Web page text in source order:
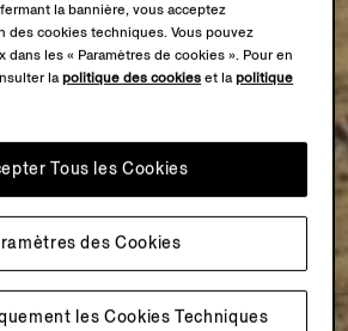
la bannière, vous acceptez
des cookies techniques. Vous pouvez
dans les « Paramètres de cookies ». Pour en
lapolitique des cookies et lapolitique
les Cookies Techniques
Tous les Cookies
des Cookies